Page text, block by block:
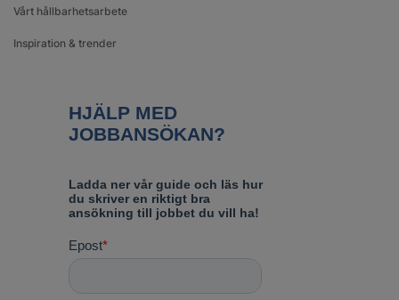
Vårt hållbarhetsarbete
Inspiration & trender